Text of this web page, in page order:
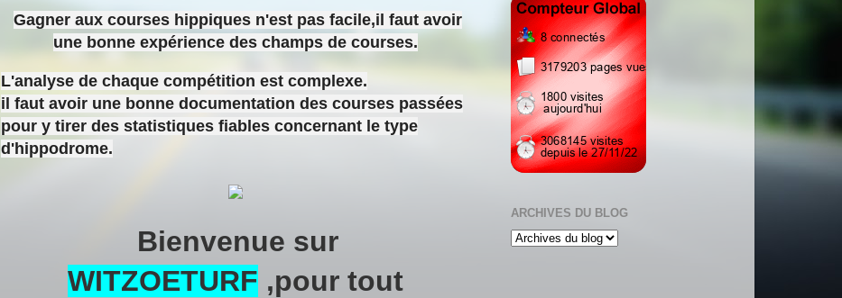
Gagner aux courses hippiques n'est pas facile,il faut avoir
une bonne expérience des champs de courses.
L'analyse de chaque compétition est complexe.
il faut avoir une bonne documentation des courses passées
pour y tirer des statistiques fiables concernant le type
d'hippodrome.
Bienvenue sur
WITZOETURF ,pour tout
ARCHIVES DU BLOG